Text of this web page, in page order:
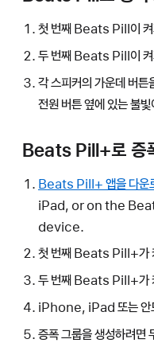
첫 번째 Beats Pill이 켜
두 번째 Beats Pill이 켜
각 스피커의 가운데 버
전원 버튼 옆에 있는 불
Beats Pill+로 증
Beats Pill+ 앱을 다운
iPad, or on the
device.
첫 번째 Beats Pill+가
두 번째 Beats Pill+가
iPhone, iPad 또는 안
증폭 그룹을 생성하려면